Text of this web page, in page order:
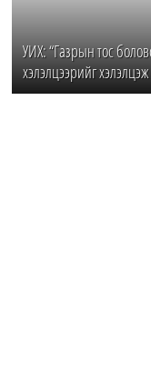
УИХ: “Газрын тос
хэлэлцээрийг